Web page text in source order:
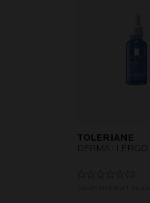
TOLERIANE
(0)